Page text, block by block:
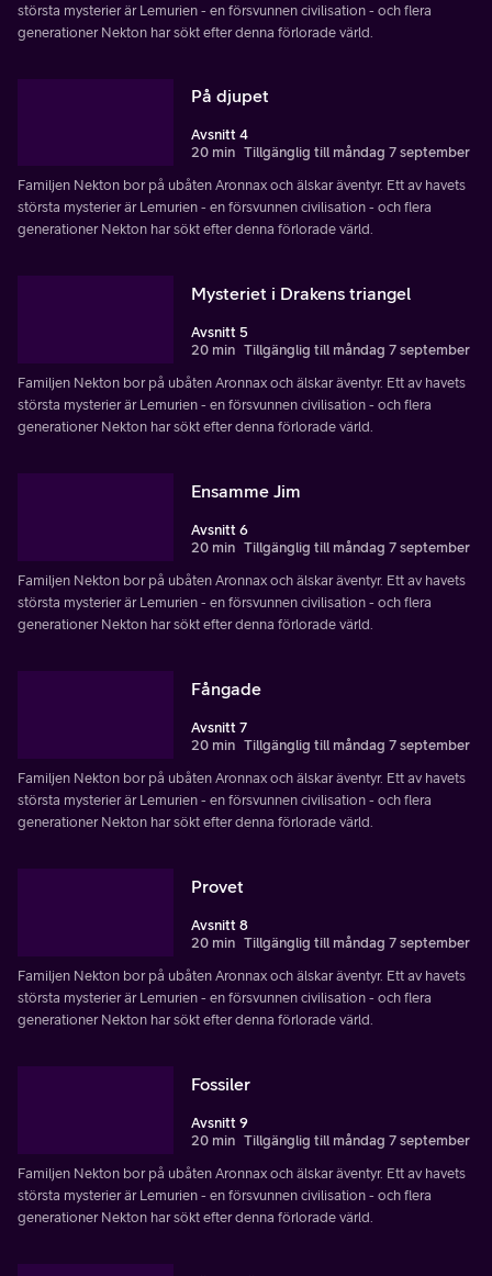
största mysterier är Lemurien - en försvunnen civilisation - och flera
generationer Nekton har sökt efter denna förlorade värld.
På djupet
Avsnitt 4
20 min Tillgänglig till måndag 7 september
Familjen Nekton bor på ubåten Aronnax och älskar äventyr. Ett av havets
största mysterier är Lemurien - en försvunnen civilisation - och flera
generationer Nekton har sökt efter denna förlorade värld.
Mysteriet i Drakens triangel
Avsnitt 5
20 min Tillgänglig till måndag 7 september
Familjen Nekton bor på ubåten Aronnax och älskar äventyr. Ett av havets
största mysterier är Lemurien - en försvunnen civilisation - och flera
generationer Nekton har sökt efter denna förlorade värld.
Ensamme Jim
Avsnitt 6
20 min Tillgänglig till måndag 7 september
Familjen Nekton bor på ubåten Aronnax och älskar äventyr. Ett av havets
största mysterier är Lemurien - en försvunnen civilisation - och flera
generationer Nekton har sökt efter denna förlorade värld.
Fångade
Avsnitt 7
20 min Tillgänglig till måndag 7 september
Familjen Nekton bor på ubåten Aronnax och älskar äventyr. Ett av havets
största mysterier är Lemurien - en försvunnen civilisation - och flera
generationer Nekton har sökt efter denna förlorade värld.
Provet
Avsnitt 8
20 min Tillgänglig till måndag 7 september
Familjen Nekton bor på ubåten Aronnax och älskar äventyr. Ett av havets
största mysterier är Lemurien - en försvunnen civilisation - och flera
generationer Nekton har sökt efter denna förlorade värld.
Fossiler
Avsnitt 9
20 min Tillgänglig till måndag 7 september
Familjen Nekton bor på ubåten Aronnax och älskar äventyr. Ett av havets
största mysterier är Lemurien - en försvunnen civilisation - och flera
generationer Nekton har sökt efter denna förlorade värld.